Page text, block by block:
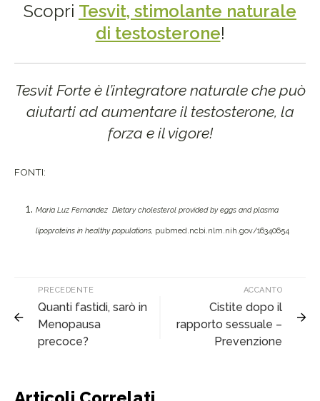
Scopri Tesvit, stimolante naturale
di testosterone!
Tesvit Forte è l’integratore naturale che può
aiutarti ad aumentare il testosterone, la
forza e il vigore!
FONTI:
Maria Luz Fernandez Dietary cholesterol provided by eggs and plasma
lipoproteins in healthy populations, pubmed.ncbi.nlm.nih.gov/16340654
PRECEDENTE
Quanti fastidi, sarò in
Menopausa
precoce?
ACCANTO
Cistite dopo il
rapporto sessuale –
Prevenzione